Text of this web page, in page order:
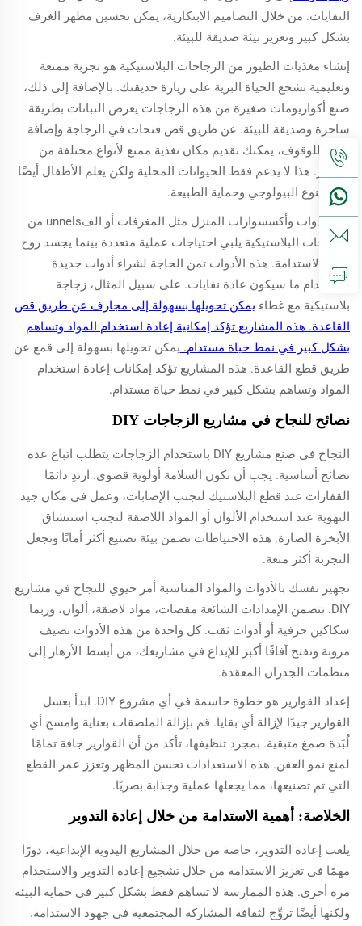
النفايات. من خلال التصاميم الابتكارية، يمكن تحسين مظهر الغرف
بشكل كبير وتعزيز بيئة صديقة للبيئة.
إنشاء مغذيات الطيور من الزجاجات البلاستيكية هو تجربة ممتعة
وتعليمية تشجع الحياة البرية على زيارة حديقتك. بالإضافة إلى ذلك،
صنع أكواريومات صغيرة من هذه الزجاجات يعرض النباتات بطريقة
ساحرة وصديقة للبيئة. عن طريق قص فتحات في الزجاجة وإضافة
مكان للوقوف، يمكنك تقديم مكان تغذية ممتع لأنواع مختلفة من
الطيور. هذا لا يدعم فقط الحيوانات المحلية ولكن يعلم الأطفال أيضًا
عن التنوع البيولوجي وحماية الطبيعة.
صنع أدوات وأكسسوارات المنزل مثل المغرفات أو الفunnels من
الزجاجات البلاستيكية يلبي احتياجات عملية متعددة بينما يجسد روح
DIY والاستدامة. هذه الأدوات تمن الحاجة لشراء أدوات جديدة
باستخدام ما سيكون عادة نفايات. على سبيل المثال، زجاجة
بلاستيكية مع غطاء يمكن تحويلها بسهولة إلى مجارف عن طريق قص
القاعدة. هذه المشاريع تؤكد إمكانية إعادة استخدام المواد وتساهم
بشكل كبير في نمط حياة مستدام. يمكن تحويلها بسهولة إلى قمع عن
طريق قطع القاعدة. هذه المشاريع تؤكد إمكانات إعادة استخدام
المواد وتساهم بشكل كبير في نمط حياة مستدام.
نصائح للنجاح في مشاريع الزجاجات DIY
النجاح في صنع مشاريع DIY باستخدام الزجاجات يتطلب اتباع عدة
نصائح أساسية. يجب أن تكون السلامة أولوية قصوى. ارتدِ دائمًا
القفازات عند قطع البلاستيك لتجنب الإصابات، وعمل في مكان جيد
التهوية عند استخدام الألوان أو المواد اللاصقة لتجنب استنشاق
الأبخرة الضارة. هذه الاحتياطات تضمن بيئة تصنيع أكثر أمانًا وتجعل
التجربة أكثر متعة.
تجهيز نفسك بالأدوات والمواد المناسبة أمر حيوي للنجاح في مشاريع
DIY. تتضمن الإمدادات الشائعة مقصات، مواد لاصقة، ألوان، وربما
سكاكين حرفية أو أدوات ثقب. كل واحدة من هذه الأدوات تضيف
مرونة وتفتح آفاقًا أكبر للإبداع في مشاريعك، من أبسط الأزهار إلى
منظمات الجدران المعقدة.
إعداد القوارير هو خطوة حاسمة في أي مشروع DIY. ابدأ بغسل
القوارير جيدًا لإزالة أي بقايا. قم بإزالة الملصقات بعناية وامسح أي
لُبَدة صمغ متبقية. بمجرد تنظيفها، تأكد من أن القوارير جافة تمامًا
لمنع نمو العفن. هذه الاستعدادات تحسن المظهر وتعزز عمر القطع
التي تم تصنيعها، مما يجعلها عملية وجذابة بصريًا.
الخلاصة: أهمية الاستدامة من خلال إعادة التدوير
يلعب إعادة التدوير، خاصة من خلال المشاريع اليدوية الإبداعية، دورًا
مهمًا في تعزيز الاستدامة من خلال تشجيع إعادة التدوير والاستخدام
مرة أخرى. هذه الممارسة لا تساهم فقط بشكل كبير في حماية البيئة
ولكنها أيضًا تروِّج لثقافة المشاركة المجتمعية في جهود الاستدامة.